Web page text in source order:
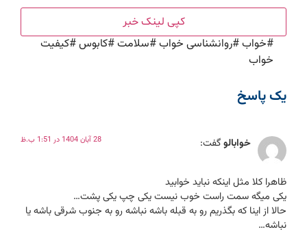
کپی لینک خبر
#خواب#روانشناسی خواب#سلامت#کابوس#کیفیت
خواب
یک پاسخ
خوابالوگفت: 28 آبان 1404 در 1:51 ب.ظ
ظاهرا کلا مثل اینکه نباید خوابید
یکی میگه سمت راست خوب نیست یکی چپ یکی پشت…
حالا از اینا که بگذریم رو به قبله باشه نباشه رو به جنوب شرقی باشه یا
نباشه…